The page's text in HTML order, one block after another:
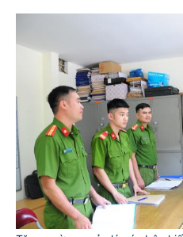
TƯ
NGƯỜI CÔNG AN
Đối với tự mình, phải
CẦN, KIỆM,
Đối với đồng sự, phải
THÂN ÁI
Đối với chính phủ, phải
TUYỆT ĐỐI